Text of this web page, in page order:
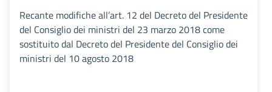
Recante modifiche all’art. 12 del Decreto del Presidente
del Consiglio dei ministri del 23 marzo 2018 come
sostituito dal Decreto del Presidente del Consiglio dei
ministri del 10 agosto 2018